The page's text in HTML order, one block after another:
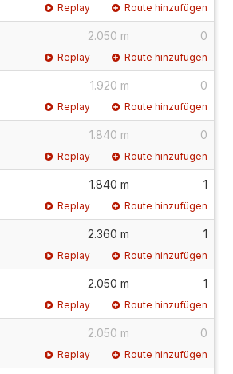
Replay Route hinzufügen
2.050 m 0
Replay Route hinzufügen
1.920 m 0
Replay Route hinzufügen
1.840 m 0
Replay Route hinzufügen
1.840 m 1
Replay Route hinzufügen
2.360 m 1
Replay Route hinzufügen
2.050 m 1
Replay Route hinzufügen
2.050 m 0
Replay Route hinzufügen